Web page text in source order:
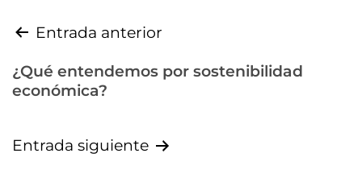
Entrada anterior
¿Qué entendemos por sostenibilidad
económica?
Entrada siguiente